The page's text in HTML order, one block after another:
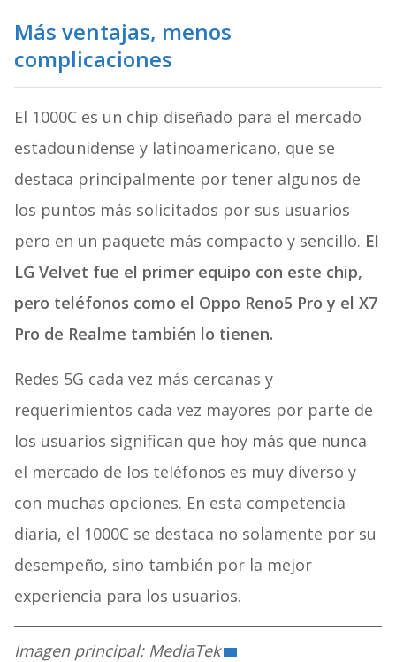
Más ventajas, menos
complicaciones
El 1000C es un chip diseñado para el mercado
estadounidense y latinoamericano, que se
destaca principalmente por tener algunos de
los puntos más solicitados por sus usuarios
pero en un paquete más compacto y sencillo. El
LG Velvet fue el primer equipo con este chip,
pero teléfonos como el Oppo Reno5 Pro y el X7
Pro de Realme también lo tienen.
Redes 5G cada vez más cercanas y
requerimientos cada vez mayores por parte de
los usuarios significan que hoy más que nunca
el mercado de los teléfonos es muy diverso y
con muchas opciones. En esta competencia
diaria, el 1000C se destaca no solamente por su
desempeño, sino también por la mejor
experiencia para los usuarios.
Imagen principal: MediaTek